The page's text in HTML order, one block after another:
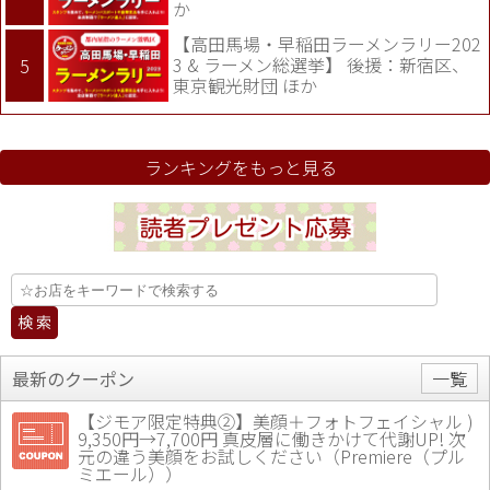
か
【高田馬場・早稲田ラーメンラリー202
3 & ラーメン総選挙】 後援：新宿区、
東京観光財団 ほか
ランキングをもっと見る
最新のクーポン
一覧
【ジモア限定特典②】美顔＋フォトフェイシャル )
9,350円→7,700円 真皮層に働きかけて代謝UP! 次
元の違う美顔をお試しください（Premiere（プル
ミエール））